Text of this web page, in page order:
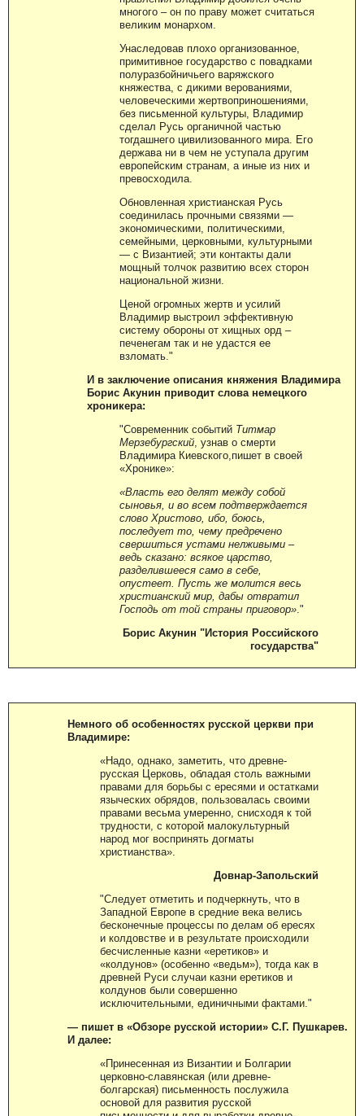
многого – он по праву может считаться
великим монархом.
Унаследовав плохо организованное,
примитивное государство с повадками
полуразбойничьего варяжского
княжества, с дикими верованиями,
человеческими жертвоприношениями,
без письменной культуры, Владимир
сделал Русь органичной частью
тогдашнего цивилизованного мира. Его
держава ни в чем не уступала другим
европейским странам, а иные из них и
превосходила.
Обновленная христианская Русь
соединилась прочными связями —
экономическими, политическими,
семейными, церковными, культурными
— с Византией; эти контакты дали
мощный толчок развитию всех сторон
национальной жизни.
Ценой огромных жертв и усилий
Владимир выстроил эффективную
систему обороны от хищных орд –
печенегам так и не удастся ее
взломать."
И в заключение описания княжения Владимира
Борис Акунин приводит слова немецкого
хроникера:
"Современник событий Титмар
Мерзебургский , узнав о смерти
Владимира Киевского,пишет в своей
«Хронике»:
«Власть его делят между собой
сыновья, и во всем подтверждается
слово Христово, ибо, боюсь,
последует то, чему предречено
свершиться устами нелживыми –
ведь сказано: всякое царство,
разделившееся само в себе,
опустеет. Пусть же молится весь
христианский мир, дабы отвратил
Господь от той страны приговор» ."
Борис Акунин "История Российского
государства"
Немного об особенностях русской церкви при
Владимире:
«Надо, однако, заметить, что древне-
русская Церковь, обладая столь важными
правами для борьбы с ересями и остатками
языческих обрядов, пользовалась своими
правами весьма умеренно, снисходя к той
трудности, с которой малокультурный
народ мог воспринять догматы
христианства».
Довнар-Запольский
"Следует отметить и подчеркнуть, что в
Западной Европе в средние века велись
бесконечные процессы по делам об ересях
и колдовстве и в результате происходили
бесчисленные казни «еретиков» и
«колдунов» (особенно «ведьм»), тогда как в
древней Руси случаи казни еретиков и
колдунов были совершенно
исключительными, единичными фактами."
— пишет в «Обзоре русской истории» С.Г. Пушкарев.
И далее:
«Принесенная из Византии и Болгарии
церковно-славянская (или древне-
болгарская) письменность послужила
основой для развития русской